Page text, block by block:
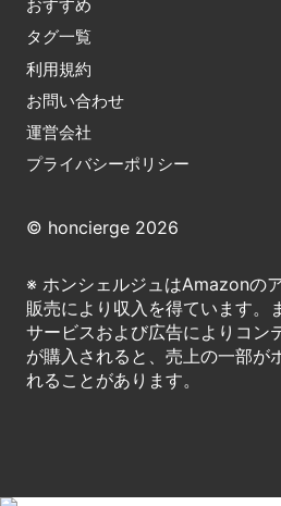
おすすめ
タグ一覧
利用規約
お問い合わせ
運営会社
プライバシーポリシー
© honcierge 2026
※ ホンシェルジュはAmazonの
販売により収入を得ています。
サービスおよび広告によりコン
が購入されると、売上の一部が
れることがあります。